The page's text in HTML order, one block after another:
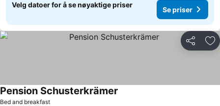
Velg datoer for å se nøyaktige priser
Se priser
Del
Bed and breakfast
Pension Schusterkrämer